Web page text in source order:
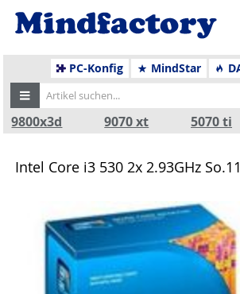
PC-Konfig MindStar
9800x3d 9070 xt 5070 ti
Intel Core i3 530 2x 2.93GHz